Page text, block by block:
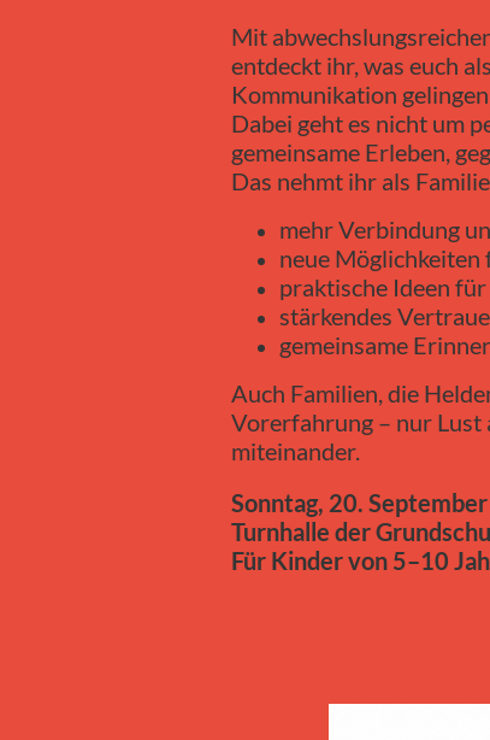
Mit
entdeckt ihr, was euch
Kommunikation
Dabei geht es nicht um
gemeinsame Erleben,
Das nehmt ihr als
mehr Verbindung
neue Möglichkeiten
praktische Ideen
stärkendes
gemeinsame
Auch Familien, die
Vorerfahrung – nur Lust
miteinander.
Sonntag, 20.
Turnhalle der
Für Kinder von 5–10